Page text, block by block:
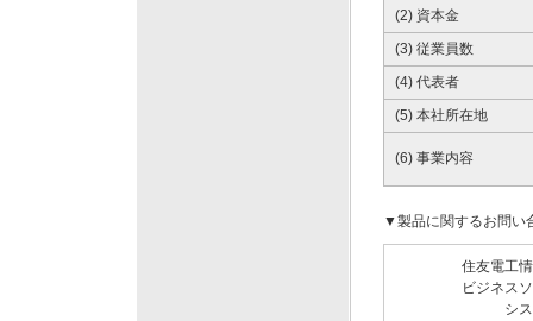
(2) 資本金
(3) 従業員数
(4) 代表者
(5) 本社所在地
(6) 事業内容
▼製品に関するお問い
住友電工
ビジネス
シス